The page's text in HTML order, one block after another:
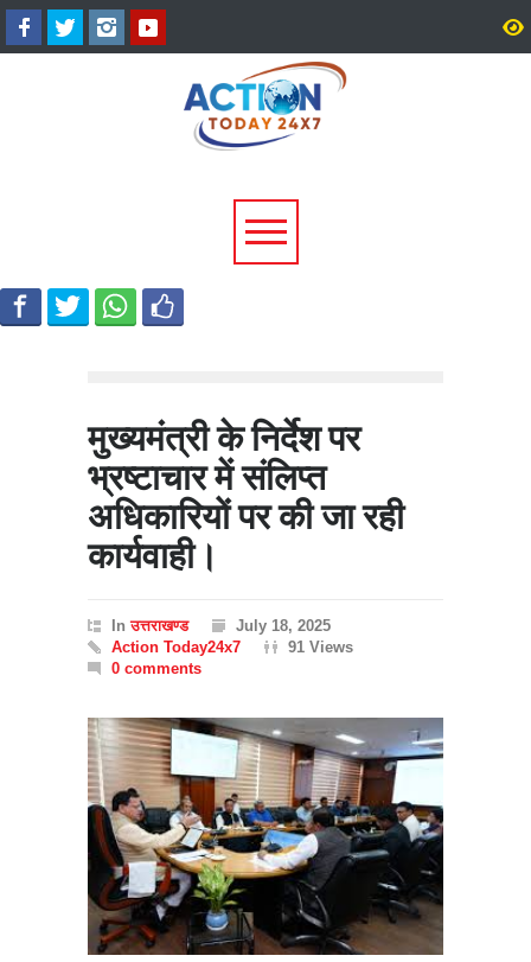
उत्तराखंड में बारिश का कहर:
यमुनोत्री और बदरीनाथ हाईवे पर
भूस्खलन, कई मार्ग बंद; श्रद्धालु और
मुख्यमंत्री के निर्देश पर
भ्रष्टाचार में संलिप्त
अधिकारियों पर की जा रही
कार्यवाही।
Inउत्तराखण्ड
July 18, 2025
Action Today24x7
91 Views
0 comments